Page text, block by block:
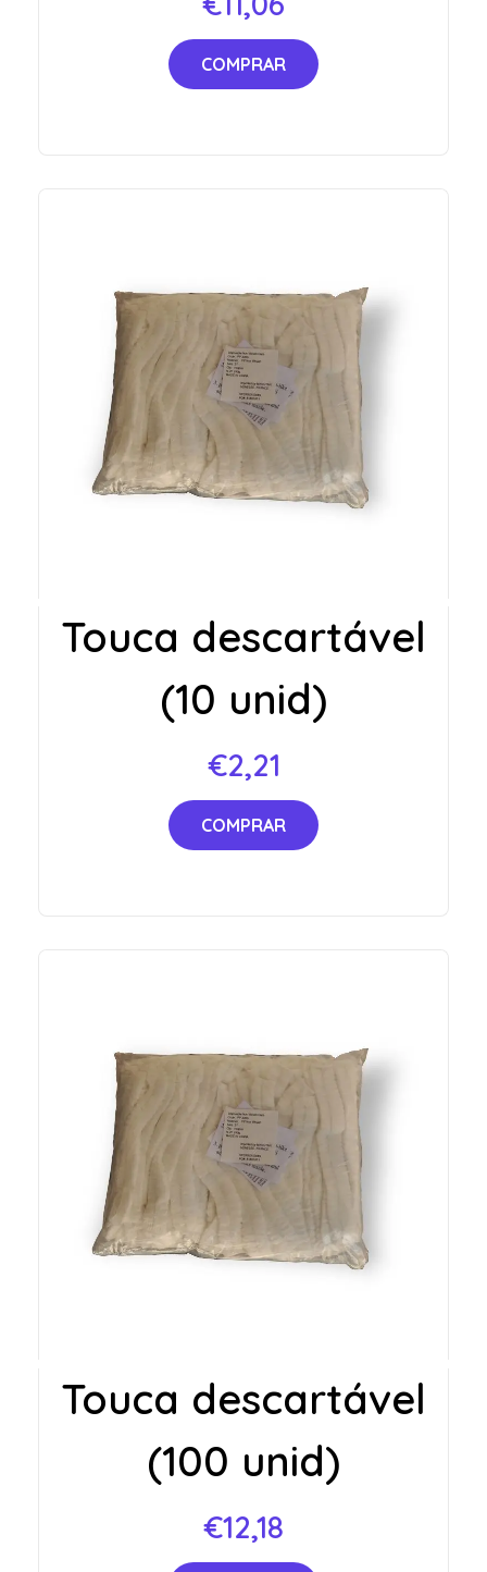
COMPRAR
Touca descartável
(10 unid)
€2,21
COMPRAR
Touca descartável
(100 unid)
€12,18